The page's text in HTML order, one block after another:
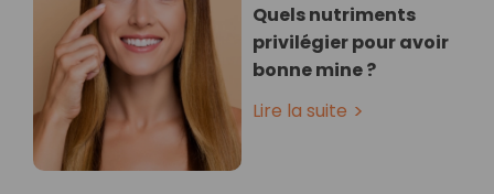
Quels nutriments
privilégier pour avoir
bonne mine ?
Lire la suite